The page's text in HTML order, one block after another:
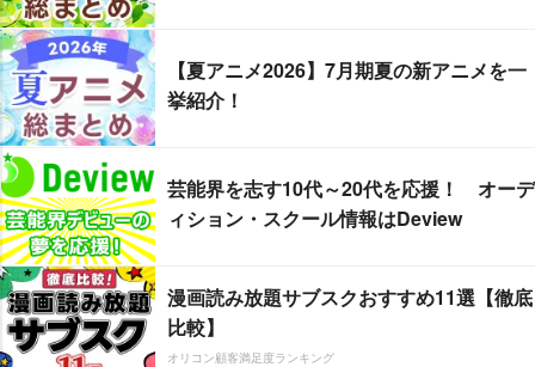
【夏アニメ2026】7月期夏の新アニメを一
挙紹介！
芸能界を志す10代～20代を応援！ オーデ
ィション・スクール情報はDeview
漫画読み放題サブスクおすすめ11選【徹底
比較】
オリコン顧客満足度ランキング